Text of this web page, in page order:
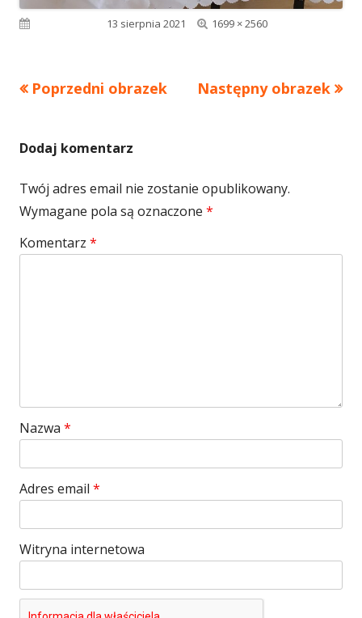
13 sierpnia 2021
Pełny
1699 × 2560
Poprzedni obrazek Następny obrazek
Dodaj komentarz
Twój adres email nie zostanie opublikowany.
Wymagane pola są oznaczone *
Komentarz *
Nazwa *
Adres email *
Witryna internetowa